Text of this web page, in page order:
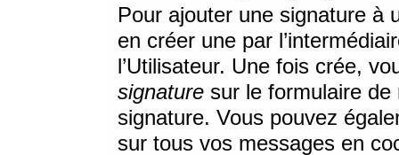
Pour ajouter une signature à
en créer une par
l’Utilisateur. Une fois crée,
signature sur le formulaire de
signature. Vous pouvez
sur tous vos messages en